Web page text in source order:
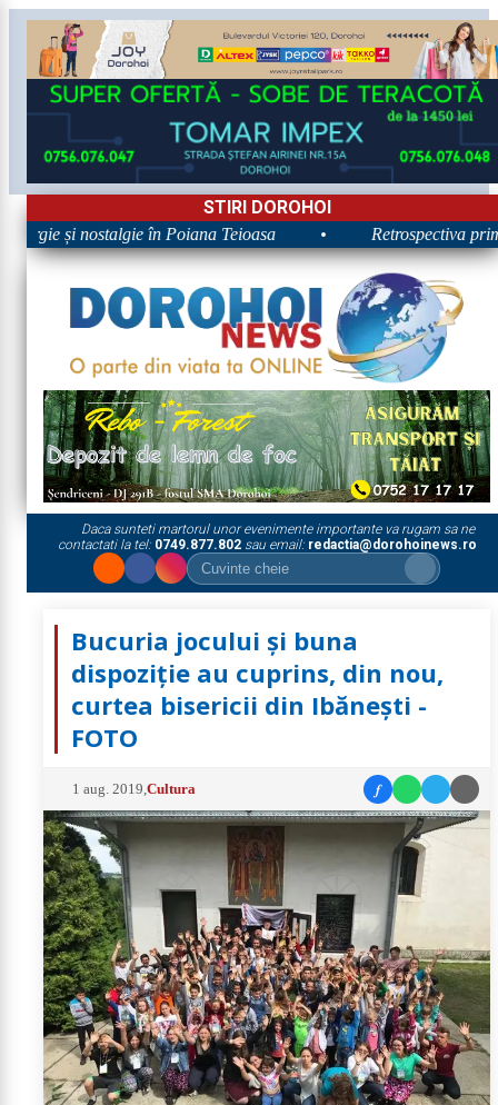
STIRI DOROHOI
și nostalgie în Poiana Teioasa Retrospectiva
Daca sunteti martorul unor evenimente importante va rugam sa ne
contactati la tel: 0749.877.802sau email: redactia@dorohoinews.ro
Bucuria jocului și buna
dispoziție au cuprins, din nou,
curtea bisericii din Ibănești -
FOTO
1 aug. 2019 ,Cultura f